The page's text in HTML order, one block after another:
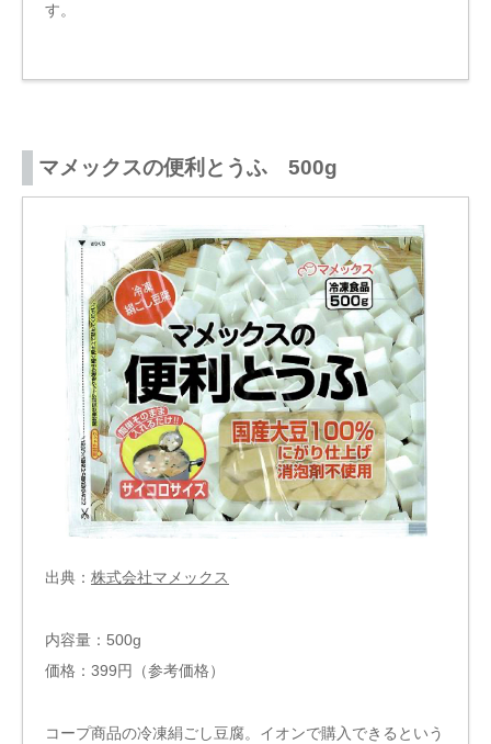
す。
マメックスの便利とうふ 500g
出典： 株式会社マメックス
内容量：500g
価格：399円（参考価格）
コープ商品の冷凍絹ごし豆腐。イオンで購入できるという